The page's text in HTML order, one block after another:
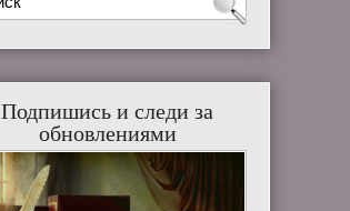
Подпишись и следи за
обновлениями